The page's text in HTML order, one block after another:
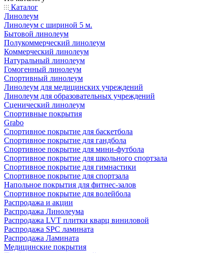
Каталог
Линолеум
Линолеум с шириной 5 м.
Бытовой линолеум
Полукоммерческий линолеум
Коммерческий линолеум
Натуральный линолеум
Гомогенный линолеум
Спортивный линолеум
Линолеум для медицинских учреждений
Линолеум для образовательных учреждений
Сценический линолеум
Спортивные покрытия
Grabo
Спортивное покрытие для баскетбола
Спортивное покрытие для гандбола
Спортивное покрытие для мини-футбола
Спортивное покрытие для школьного спортзала
Спортивное покрытие для гимнастики
Спортивное покрытие для спортзала
Напольное покрытия для фитнес-залов
Спортивное покрытие для волейбола
Распродажа и акции
Распродажа Линолеума
Распродажа LVT плитки кварц виниловой
Распродажа SPC ламината
Распродажа Ламината
Медицинские покрытия